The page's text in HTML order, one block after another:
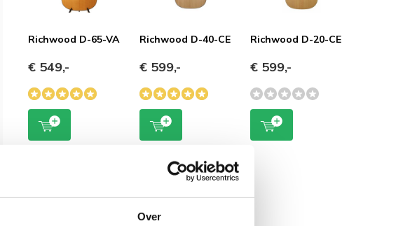
Over
Richwood D-65-VA
€ 549,-
Richwood D-40-CE
€ 599,-
Richwood D-20-CE
€ 599,-